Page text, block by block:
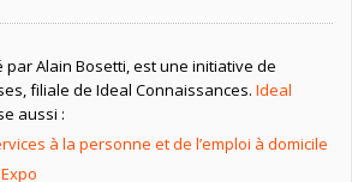
par Alain Bosetti, est une initiative de
filiale de Ideal Connaissances. Ideal
aussi :
à la personne et de l’emploi à domicile